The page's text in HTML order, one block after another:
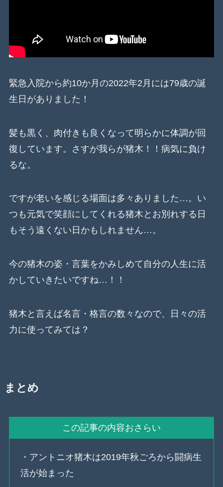
緊急入院から約10か月の2022年2月には79歳の誕
生日がありました！
髪も黒く、肉付きも良くなって明らかに体調が回
復しています。さすが我らが猪木！！病気に負け
るな。
ですが老いを感じる場面は多々ありました…。い
つも元気で笑顔にしてくれる猪木とお別れする日
もそう遠くない日かもしれません…。
今の猪木の姿・言葉をかみしめて自分の人生に活
かしていきたいですね…！！
猪木と言えば名言・格言の数々なので、日々の活
力に使ってみては？
まとめ
この記事の内容おさらい
・アントニオ猪木は2019年秋ごろから闘病生
活が始まった